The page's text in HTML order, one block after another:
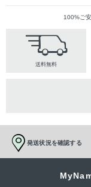
100%ご
送料無料
発送状況を確認する